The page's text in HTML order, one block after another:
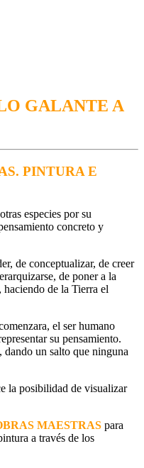
GALANTE A
PINTURA E
especies por su
concreto y
de conceptualizar, de creer
de poner a la
de la Tierra el
el ser humano
su pensamiento.
un salto que ninguna
la posibilidad de visualizar
MAESTRAS para
a través de los